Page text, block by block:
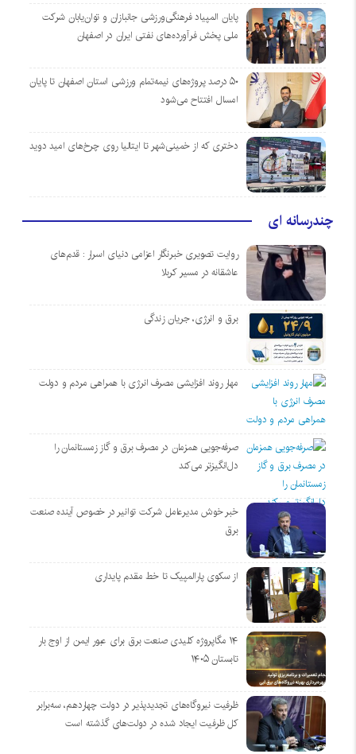
پایان المپیاد فرهنگی‌ورزشی جانبازان و توان‌یابان شرکت
ملی پخش فرآورده‌های نفتی ایران در اصفهان
۵۰ درصد پروژه‌های نیمه‌تمام ورزشی استان اصفهان تا پایان
امسال افتتاح می‌شود
دختری که از خمینی‌شهر تا ایتالیا روی چرخ‌های امید دوید
چندرسانه ای
روایت تصویری خبرنگار اعزامی دنیای اسرار : قدم‌های
عاشقانه در مسیر کربلا
برق و انرژی، جریان زندگی
مهار روند افزایشی مصرف انرژی با همراهی مردم و دولت
صرفه‌جویی همزمان در مصرف برق و گاز زمستانمان را
دل‌انگیزتر می‌کند
خبر خوش مدیرعامل شرکت توانیر در خصوص آینده صنعت
برق
از سکوی پارالمپیک تا خط مقدم پایداری
۱۴ مگاپروژه‌ کلیدی صنعت برق برای عبور ایمن از اوج بار
تابستان ۱۴۰۵
ظرفیت نیروگاه‌های تجدیدپذیر در دولت چهاردهم، سه‌برابر
کل ظرفیت ایجاد شده در دولت‌های گذشته است